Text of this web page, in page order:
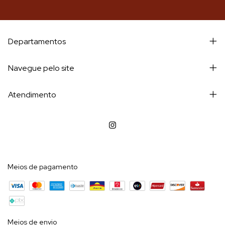
Departamentos
Navegue pelo site
Atendimento
Meios de pagamento
Meios de envio